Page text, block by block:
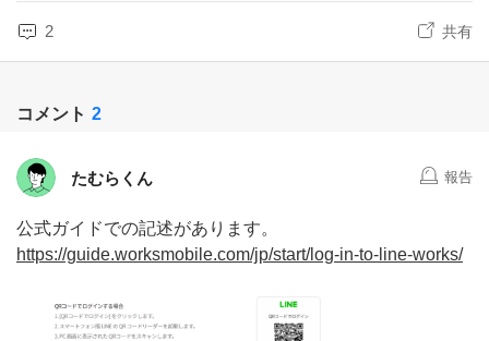
2 共有
コメント 2
たむらくん 報告
公式ガイドでの記述があります。
https://guide.worksmobile.com/jp/start/log-in-to-line-works/